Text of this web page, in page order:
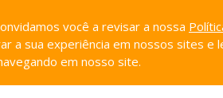
você a revisar a nossa
a sua experiência em nossos sites e
em nosso site.